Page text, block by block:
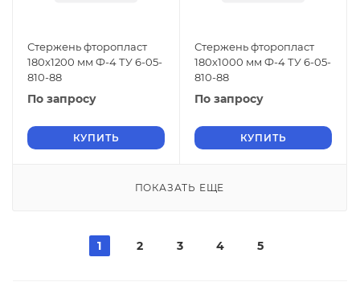
Стержень фторопласт
180х1200 мм Ф-4 ТУ 6-05-
810-88
По запросу
КУПИТЬ
Стержень фторопласт
180х1000 мм Ф-4 ТУ 6-05-
810-88
По запросу
КУПИТЬ
ПОКАЗАТЬ ЕЩЕ
1 2 3 4 5